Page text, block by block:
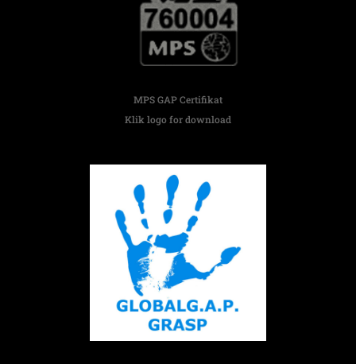
MPS GAP Certifikat
Klik logo for download